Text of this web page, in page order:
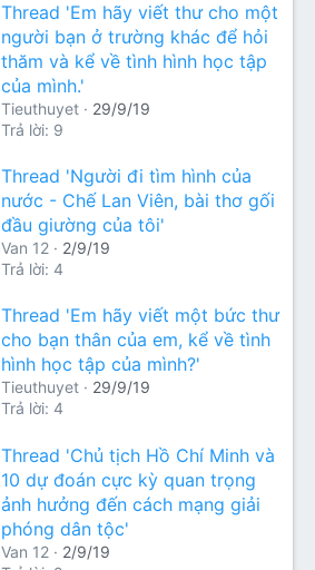
Thread 'Em hãy viết thư cho một
người bạn ở trường khác để hỏi
thăm và kể về tình hình học tập
của mình.'
Tieuthuyet
29/9/19
Trả lời: 9
Thread 'Người đi tìm hình của
nước - Chế Lan Viên, bài thơ gối
đầu giường của tôi'
Van 12
2/9/19
Trả lời: 4
Thread 'Em hãy viết một bức thư
cho bạn thân của em, kể về tình
hình học tập của mình?'
Tieuthuyet
29/9/19
Trả lời: 4
Thread 'Chủ tịch Hồ Chí Minh và
10 dự đoán cực kỳ quan trọng
ảnh hưởng đến cách mạng giải
phóng dân tộc'
Van 12
2/9/19